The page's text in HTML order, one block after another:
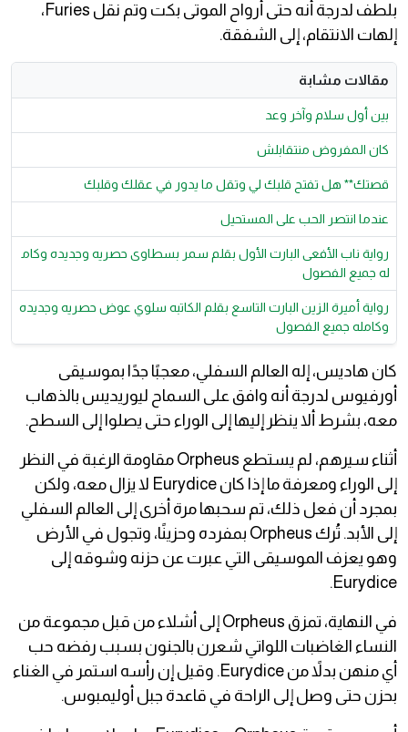
بلطف لدرجة أنه حتى أرواح الموتى بكت وتم نقل Furies،
إلهات الانتقام، إلى الشفقة.
مقالات مشابة
بين أول سلام وآخر وعد
كان المفروض منتقابلش
قصتك** هل تفتح قلبك لي وتقل ما يدور في عقلك وقلبك
عندما انتصر الحب على المستحيل
رواية ناب الأفعى البارت الأول بقلم سمر بسطاوى حصريه وجديده وكام
له جميع الفصول
رواية أميرة الزين البارت التاسع بقلم الكاتبه سلوي عوض حصريه وجديده
وكامله جميع الفصول
كان هاديس، إله العالم السفلي، معجبًا جدًا بموسيقى
أورفيوس لدرجة أنه وافق على السماح ليوريديس بالذهاب
معه، بشرط ألا ينظر إليها إلى الوراء حتى يصلوا إلى السطح.
أثناء سيرهم، لم يستطع Orpheus مقاومة الرغبة في النظر
إلى الوراء ومعرفة ما إذا كان Eurydice لا يزال معه، ولكن
بمجرد أن فعل ذلك، تم سحبها مرة أخرى إلى العالم السفلي
إلى الأبد. تُرك Orpheus بمفرده وحزينًا، وتجول في الأرض
وهو يعزف الموسيقى التي عبرت عن حزنه وشوقه إلى
Eurydice.
في النهاية، تمزق Orpheus إلى أشلاء من قبل مجموعة من
النساء الغاضبات اللواتي شعرن بالجنون بسبب رفضه حب
أي منهن بدلاً من Eurydice. وقيل إن رأسه استمر في الغناء
بحزن حتى وصل إلى الراحة في قاعدة جبل أوليمبوس.